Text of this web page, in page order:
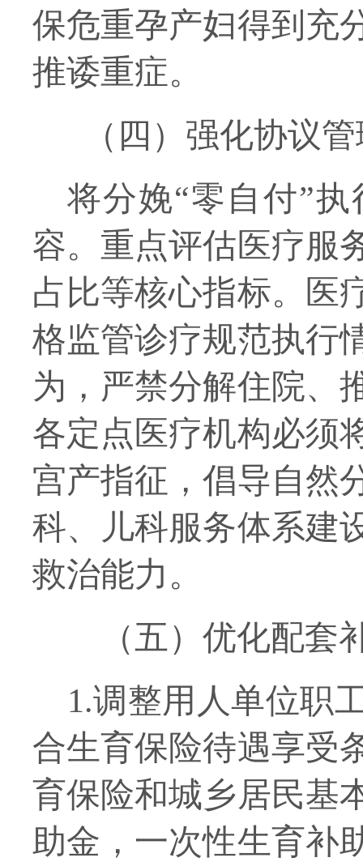
保危重孕产妇得到充
推诿重症。
（四）强化协议
将分娩“零自付”
容。重点评估 医疗服
占比等核心指标。
医
格监管诊疗规范执行
为，严禁分解住院、
各定点 医疗机构必须
宫产指征，倡导自然
科、儿科服务体系建
救治能力。
（五）优化配套
1.调整用人单位职
合生育保险待遇享受
育保险和城乡居民基
助金，一次性生育补